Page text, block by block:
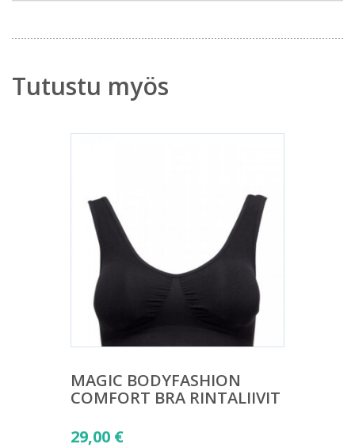
Tutustu myös
MAGIC BODYFASHION
COMFORT BRA RINTALIIVIT
29,00 €